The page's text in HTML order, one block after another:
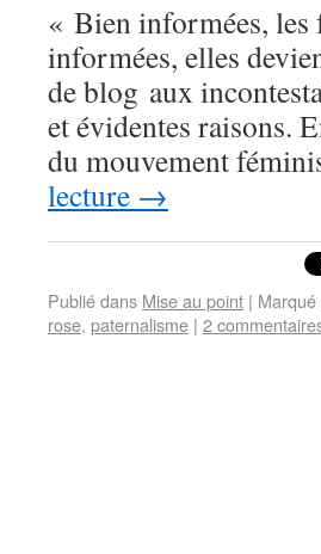
« Bien informées, les
informées, elles
de blog aux
et évidentes raisons.
du mouvement
lecture →
Publié dans Mise au point |
rose, paternalisme | 2